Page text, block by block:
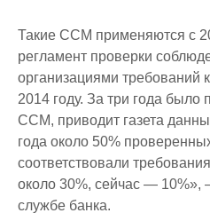
Такие ССМ применяются с
регламент проверки
организациями
2014 году. За три года было
ССМ, приводит газета
года около 50%
соответствовали
около 30%, сейчас —
службе банка.